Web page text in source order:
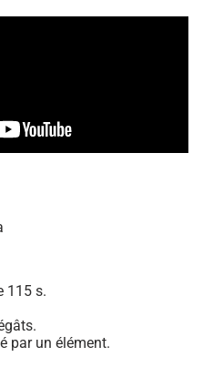
115 s.
par un élément.